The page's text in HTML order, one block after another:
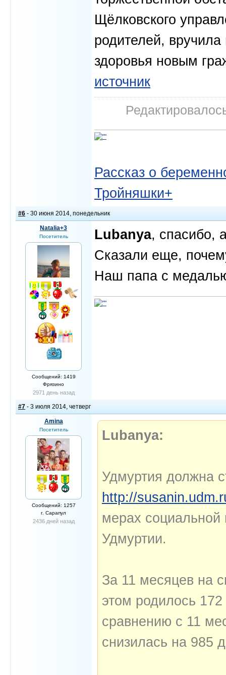
Щёлковского
родителей,
здоровья новым
источник
Рассказ о
Тройняшки+
#6 - 30 июня 2014, понедельник
Natalia+3
Посетитель
Сообщений: 1419
Фрязино
2971 день назад
Lubanya, спасибо,
Сказали еще,
Наш папа с
#7 - 3 июля 2014, четверг
Amina
Посетитель
Сообщений: 1257
г. Сарапул
2436 дней назад
Lubanya:
Удмуртия должна
http://
мерах
Удмуртии.
За 11 месяцев на
этом родилось
сравнению с 11
снизилась на 985